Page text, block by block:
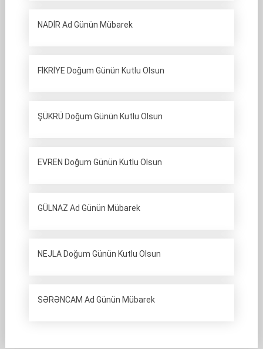
NADİR Ad Günün Mübarek
FİKRİYE Doğum Günün Kutlu Olsun
ŞÜKRÜ Doğum Günün Kutlu Olsun
EVREN Doğum Günün Kutlu Olsun
GÜLNAZ Ad Günün Mübarek
NEJLA Doğum Günün Kutlu Olsun
SƏRƏNCAM Ad Günün Mübarek